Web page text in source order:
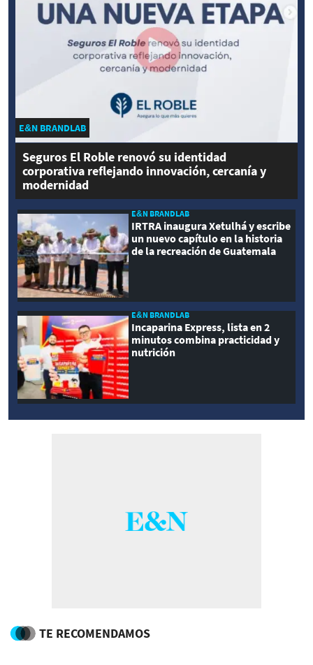
E&N BRANDLAB
Seguros El Roble renovó su identidad
corporativa reflejando innovación, cercanía y
modernidad
E&N BRANDLAB
IRTRA inaugura Xetulhá y escribe
un nuevo capítulo en la historia
de la recreación de Guatemala
E&N BRANDLAB
Incaparina Express, lista en 2
minutos combina practicidad y
nutrición
TE RECOMENDAMOS